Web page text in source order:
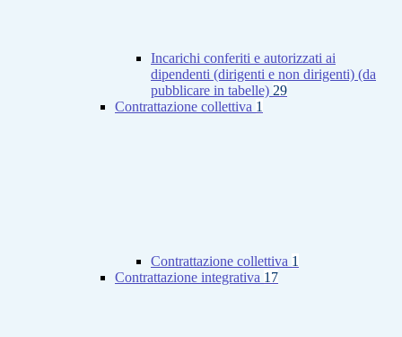
Incarichi conferiti e autorizzati ai
dipendenti (dirigenti e non dirigenti) (da
pubblicare in tabelle) 29
Contrattazione collettiva 1
Contrattazione collettiva 1
Contrattazione integrativa 17